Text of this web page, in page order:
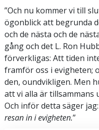
”Och nu kommer vi till
ögonblick att begrunda
och de nästa och de
gång och det L. Ron
förverkligas: Att tiden
framför oss i evigheten;
den, oundvikligen. Men
att vi alla är tillsammans
Och inför detta säger jag:
resan in i evigheten.”